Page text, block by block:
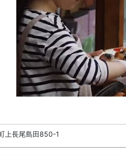
上長尾島田850-1